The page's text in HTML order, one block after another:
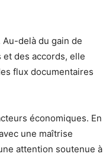
delà du gain de
et des accords, elle
flux documentaires
économiques. En
une maîtrise
attention soutenue à